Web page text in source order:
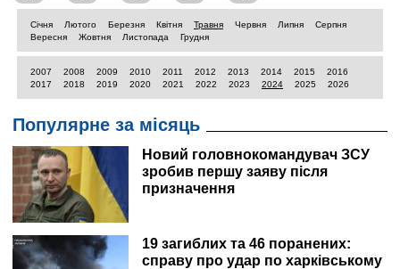
Січня Лютого Березня Квітня Травня Червня Липня
Серпня
Вересня
Жовтня Листопада Грудня
2007 2008 2009 2010 2011 2012 2013 2014 2015
2016
2017
2018 2019 2020 2021 2022 2023 2024 2025 2026
Популярне за місяць
Новий головнокомандувач ЗСУ
зробив першу заяву після
призначення
19 загиблих та 46 поранених:
справу про удар по харківському